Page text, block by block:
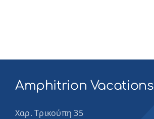
Amphitrion Vacations
Χαρ. Τρικούπη 35